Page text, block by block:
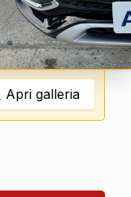
Apri galleria